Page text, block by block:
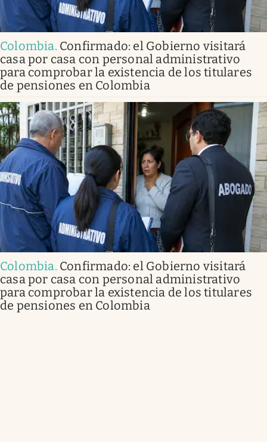
Colombia. Confirmado: el Gobierno visitará
casa por casa con personal administrativo
para comprobar la existencia de los titulares
de pensiones en Colombia
Colombia. Confirmado: el Gobierno visitará
casa por casa con personal administrativo
para comprobar la existencia de los titulares
de pensiones en Colombia